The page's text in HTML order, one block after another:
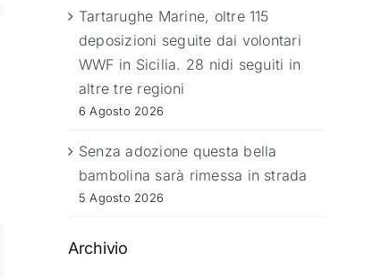
Tartarughe Marine, oltre 115
deposizioni seguite dai volontari
WWF in Sicilia. 28 nidi seguiti in
altre tre regioni
6 Agosto 2026
Senza adozione questa bella
bambolina sarà rimessa in strada
5 Agosto 2026
Archivio